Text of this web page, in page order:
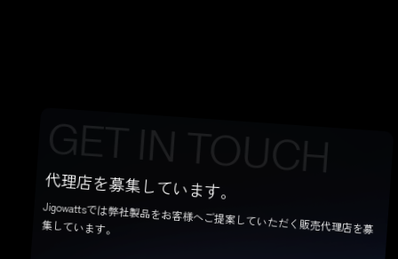
GET IN TOUCH
代理店を募集しています。
Jigowattsでは弊社製品をお客様へご提案していただく販売代理店を募
集しています。